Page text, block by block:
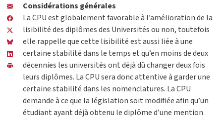
Considérations générales
La CPU est globalement favorable à l’amélioration de la
lisibilité des diplômes des Universités ou non, toutefois
elle rappelle que cette lisibilité est aussi liée à une
certaine stabilité dans le temps et qu’en moins de deux
décennies les universités ont déjà dû changer deux fois
leurs diplômes. La CPU sera donc attentive à garder une
certaine stabilité dans les nomenclatures. La CPU
demande à ce que la législation soit modifiée afin qu’un
étudiant ayant déjà obtenu le diplôme d’une mention